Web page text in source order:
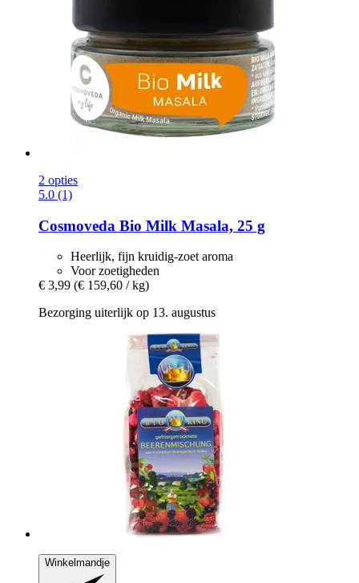
2 opties
5.0 (1)
Cosmoveda Bio Milk Masala, 25 g
Heerlijk, fijn kruidig-zoet aroma
Voor zoetigheden
€ 3,99 (€ 159,60 / kg)
Bezorging uiterlijk op 13. augustus
Winkelmandje